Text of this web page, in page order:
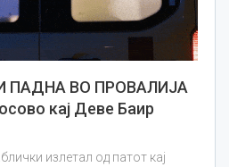
ПАДНА ВО ПРОВАЛИЈА
кај Деве Баир
излетал од патот кај